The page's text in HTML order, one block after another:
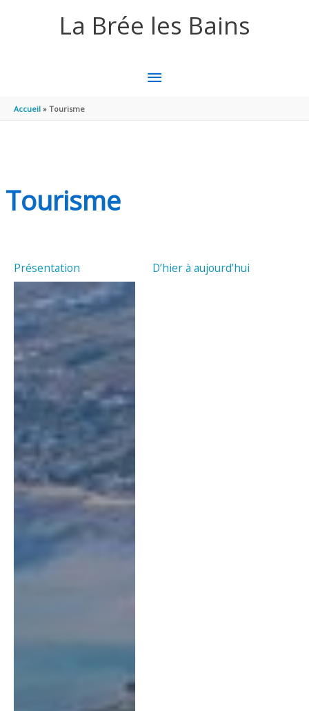
La Brée les Bains
MENU
Accueil Tourisme
Tourisme
Présentation D’hier à aujourd’hui